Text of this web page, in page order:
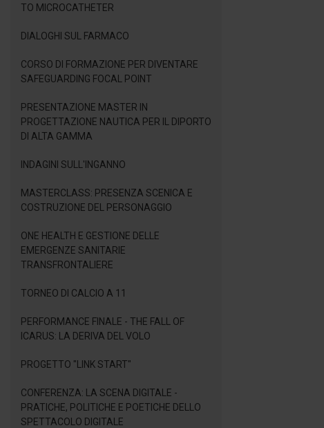
TO MICROCATHETER
DIALOGHI SUL FARMACO
CORSO DI FORMAZIONE PER DIVENTARE
SAFEGUARDING FOCAL POINT
PRESENTAZIONE MASTER IN
PROGETTAZIONE NAUTICA PER IL DIPORTO
DI ALTA GAMMA
INDAGINI SULL'INGANNO
MASTERCLASS: PRESENZA SCENICA E
COSTRUZIONE DEL PERSONAGGIO
ONE HEALTH E GESTIONE DELLE
EMERGENZE SANITARIE
TRANSFRONTALIERE
TORNEO DI CALCIO A 11
PERFORMANCE FINALE - THE FALL OF
ICARUS: LA DERIVA DEL VOLO
PROGETTO "LINK START"
CONFERENZA: LA SCENA DIGITALE -
PRATICHE, POLITICHE E POETICHE DELLO
SPETTACOLO DIGITALE